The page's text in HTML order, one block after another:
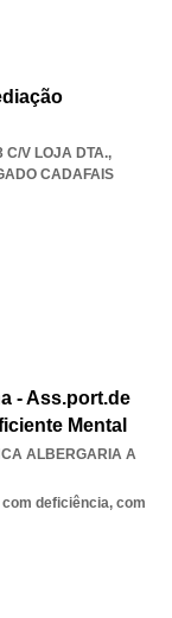
C/V LOJA DTA.,
CADAFAIS
- Ass.port.de
Mental
ALBERGARIA A
deficiência, com